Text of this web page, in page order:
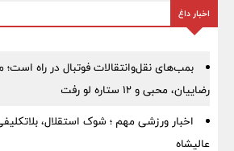
اخبار داغ
بمب‌های نقل‌وانتقالات فوتبال در راه
رضاییان، محبی و ۱۲ ستاره لو رفت
اخبار ورزشی مهم ؛ شوک استقلال،
عالیشاه